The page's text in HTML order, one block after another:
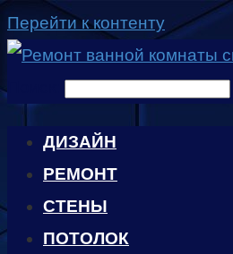
Перейти к контенту
ДИЗАЙН
РЕМОНТ
СТЕНЫ
ПОТОЛОК